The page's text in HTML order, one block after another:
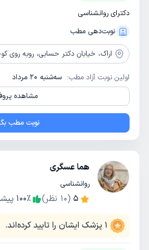
دکترای روانشناسی
نوبت‌دهی مطب
اراک، خیابان دکتر حسابی، روبه روی
اولین نوبت آزاد مطب: سه‌شنبه 20 مرداد
مشاهده
نوبت مطب
هما عسگری
روانشناسی
5
(
10 نظر) 100٪
1 پزشک ایشان را تایید کرده‌اند.